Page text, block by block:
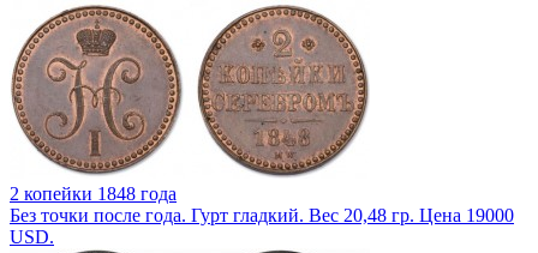
2 копейки 1848 года
Без точки после года. Гурт гладкий. Вес 20,48 гр. Цена 19000
USD.